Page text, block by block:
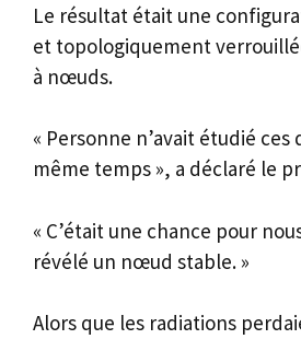
Le résultat était une
et topologiquement
à nœuds.
« Personne n’avait étudié ces
même temps », a déclaré le
« C’était une chance pour
révélé un nœud stable. »
Alors que les radiations